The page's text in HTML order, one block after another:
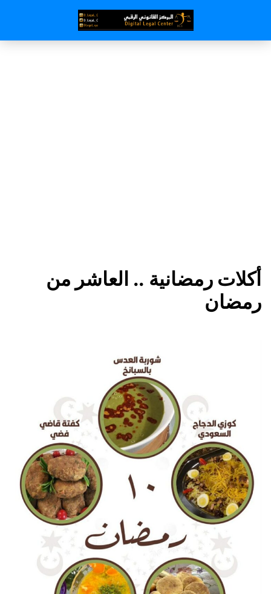
أكلات رمضانية .. العاشر من
رمضان